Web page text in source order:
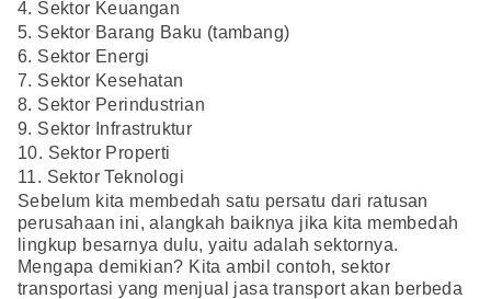
4. Sektor Keuangan
5. Sektor Barang Baku (tambang)
6. Sektor Energi
7. Sektor Kesehatan
8. Sektor Perindustrian
9. Sektor Infrastruktur
10. Sektor Properti
11. Sektor Teknologi
Sebelum kita membedah satu persatu dari ratusan
perusahaan ini, alangkah baiknya jika kita membedah
lingkup besarnya dulu, yaitu adalah sektornya.
Mengapa demikian? Kita ambil contoh, sektor
transportasi yang menjual jasa transport akan berbeda